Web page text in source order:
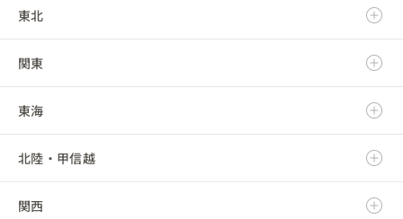
北海道
東北
青森県
岩手県
宮城県
秋田県
関東
茨城県
栃木県
群馬県
東海
岐阜県
静岡県
北陸・甲信越
新潟県
関西